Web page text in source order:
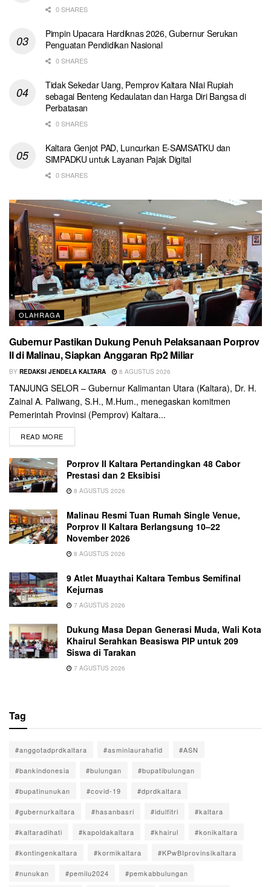
0 SHARES
Pimpin Upacara Hardiknas 2026, Gubernur Serukan
Penguatan Pendidikan Nasional
0 SHARES
Tidak Sekedar Uang, Pemprov Kaltara Nilai Rupiah
sebagai Benteng Kedaulatan dan Harga Diri Bangsa di
Perbatasan
0 SHARES
Kaltara Genjot PAD, Luncurkan E-SAMSATKU dan
SIMPADKU untuk Layanan Pajak Digital
0 SHARES
OLAHRAGA
Gubernur Pastikan Dukung Penuh Pelaksanaan Porprov
II di Malinau, Siapkan Anggaran Rp2 Miliar
BY REDAKSI JENDELA KALTARA 8 AGUSTUS 2026
TANJUNG SELOR – Gubernur Kalimantan Utara (Kaltara), Dr. H.
Zainal A. Paliwang, S.H., M.Hum., menegaskan komitmen
Pemerintah Provinsi (Pemprov) Kaltara...
READ MORE
Porprov II Kaltara Pertandingkan 48 Cabor
Prestasi dan 2 Eksibisi
8 AGUSTUS 2026
Malinau Resmi Tuan Rumah Single Venue,
Porprov II Kaltara Berlangsung 10–22
November 2026
8 AGUSTUS 2026
9 Atlet Muaythai Kaltara Tembus Semifinal
Kejurnas
7 AGUSTUS 2026
Dukung Masa Depan Generasi Muda, Wali Kota
Khairul Serahkan Beasiswa PIP untuk 209
Siswa di Tarakan
7 AGUSTUS 2026
Tag
#anggotadprdkaltara #asminlaurahafid #ASN
#bankindonesia #bulungan #bupatibulungan
#bupatinunukan #covid-19 #dprdkaltara
#gubernurkaltara #hasanbasri #idulfitri #kaltara
#kaltaradihati #kapoldakaltara #khairul #konikaltara
#kontingenkaltara #kormikaltara #KPwBIprovinsikaltara
#nunukan #pemilu2024 #pemkabbulungan